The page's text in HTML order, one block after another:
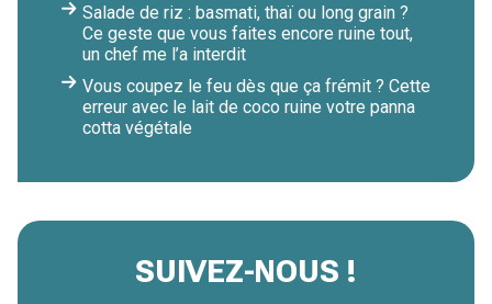
Salade de riz : basmati, thaï ou long grain ?
Ce geste que vous faites encore ruine tout,
un chef me l’a interdit
Vous coupez le feu dès que ça frémit ? Cette
erreur avec le lait de coco ruine votre panna
cotta végétale
SUIVEZ-NOUS !